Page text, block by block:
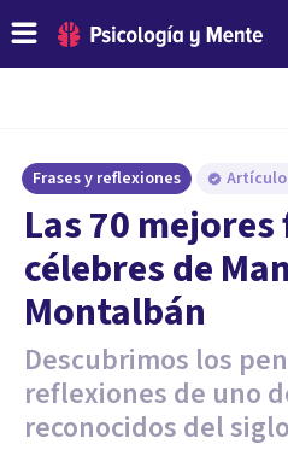
Frases y reflexiones
Las 70 mejores
célebres de
Montalbán
Descubrimos los
reflexiones de uno
reconocidos del